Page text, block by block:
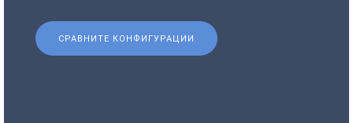
СРАВНИТЕ КОНФИГУРАЦИИ